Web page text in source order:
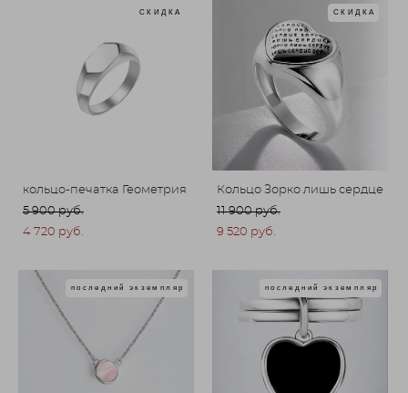
СКИДКА
кольцо-печатка Геометрия
5 900 pуб.
4 720 pуб.
СКИДКА
Кольцо Зорко лишь сердце
11 900 pуб.
9 520 pуб.
последний экземпляр последний экземпляр